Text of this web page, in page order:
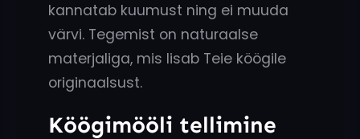
kannatab kuumust ning ei muuda
värvi. Tegemist on naturaalse
materjaliga, mis lisab Teie köögile
originaalsust.
Köögimööli tellimine